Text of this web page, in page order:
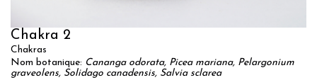
Chakra 2
Chakras
Nom botanique: Cananga odorata, Picea mariana, Pelargonium
graveolens, Solidago canadensis, Salvia sclarea